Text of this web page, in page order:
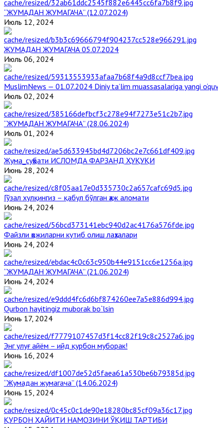
“ЖУМАДАН ЖУМАГАЧА” (12.07.2024)
Июль 12, 2024
ЖУМАДАН ЖУМАГАЧА 05.07.2024
Июль 06, 2024
MuslimNews — 01.07.2024 Diniy ta’lim muassasalariga yangi
Июль 02, 2024
“ЖУМАДАН ЖУМАГАЧА” (28.06.2024)
Июль 01, 2024
Жума_суҳбати ИСЛОМДА ФАРЗАНД ҲУҚУҚИ
Июнь 28, 2024
Гўзал хулқингиз – қабул бўлган ҳаж аломати
Июнь 24, 2024
Файзли ҳожиларни кутиб олиш лаҳзалари
Июнь 24, 2024
“ЖУМАДАН ЖУМАГАЧА” (21.06.2024)
Июнь 24, 2024
Qurbon hayitingiz muborak bo`lsin
Июнь 17, 2024
Энг улуғ айём – ийд қурбон муборак!
Июнь 16, 2024
“Жумадан жумагача” (14.06.2024)
Июнь 15, 2024
ҚУРБОН ҲАЙИТИ НАМОЗИНИ ЎҚИШ ТАРТИБИ